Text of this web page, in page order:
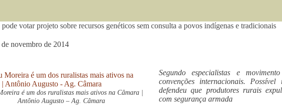
pode votar projeto sobre recursos genéticos sem consulta a povos indígenas e tradicionais
de novembro de 2014
é um dos ruralistas mais ativos na Câmara |
Antônio Augusto – Ag. Câmara
Segundo especialistas e
convenções internacionais.
defendeu que produtores rurais
com segurança armada